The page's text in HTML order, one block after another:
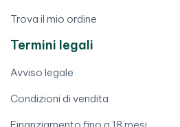
Trova il mio ordine
Termini legali
Avviso legale
Condizioni di vendita
Finanziamento fino a 18 mesi